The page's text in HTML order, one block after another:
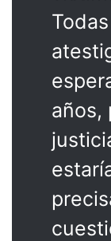
años,